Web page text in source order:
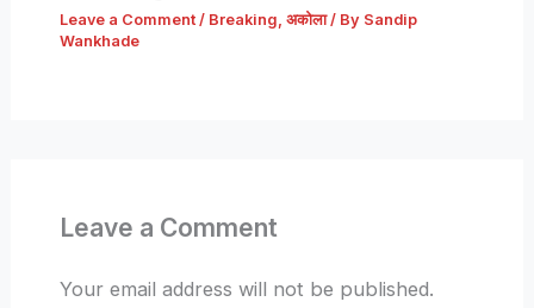
Leave a Comment / Breaking अकोला/ By Sandip
Wankhade
Leave a Comment
Your email address will not be published.